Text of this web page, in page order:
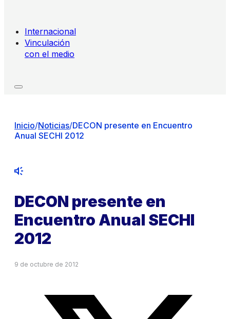
Internacional
Vinculación
con el medio
Inicio/Noticias/DECON presente en Encuentro
Anual SECHI 2012
DECON presente en
Encuentro Anual SECHI
2012
9 de octubre de 2012